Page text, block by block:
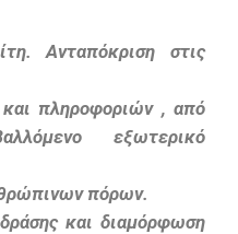
Ανταπόκριση στις
πληροφοριών , από
εξωτερικό
πόρων.
και διαμόρφωση